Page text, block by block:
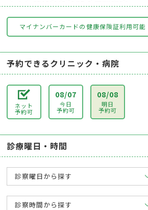
マイナンバーカードの健康保険証利用可能
予約できるクリニック・病院
ネット
予約可
08/07
今日
予約可
08/08
明日
予約可
診療曜日・時間
診察曜日から探す
診察時間から探す